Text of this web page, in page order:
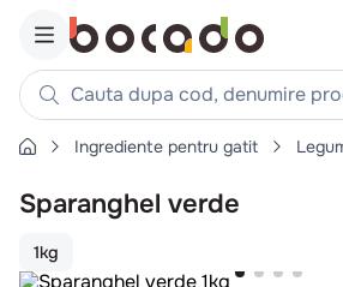
Cauta dupa cod, denumire produs,
Căutări populare
1. cartofi
.
3. pui
Ingrediente pentru gatit
Sparanghel verde
1kg